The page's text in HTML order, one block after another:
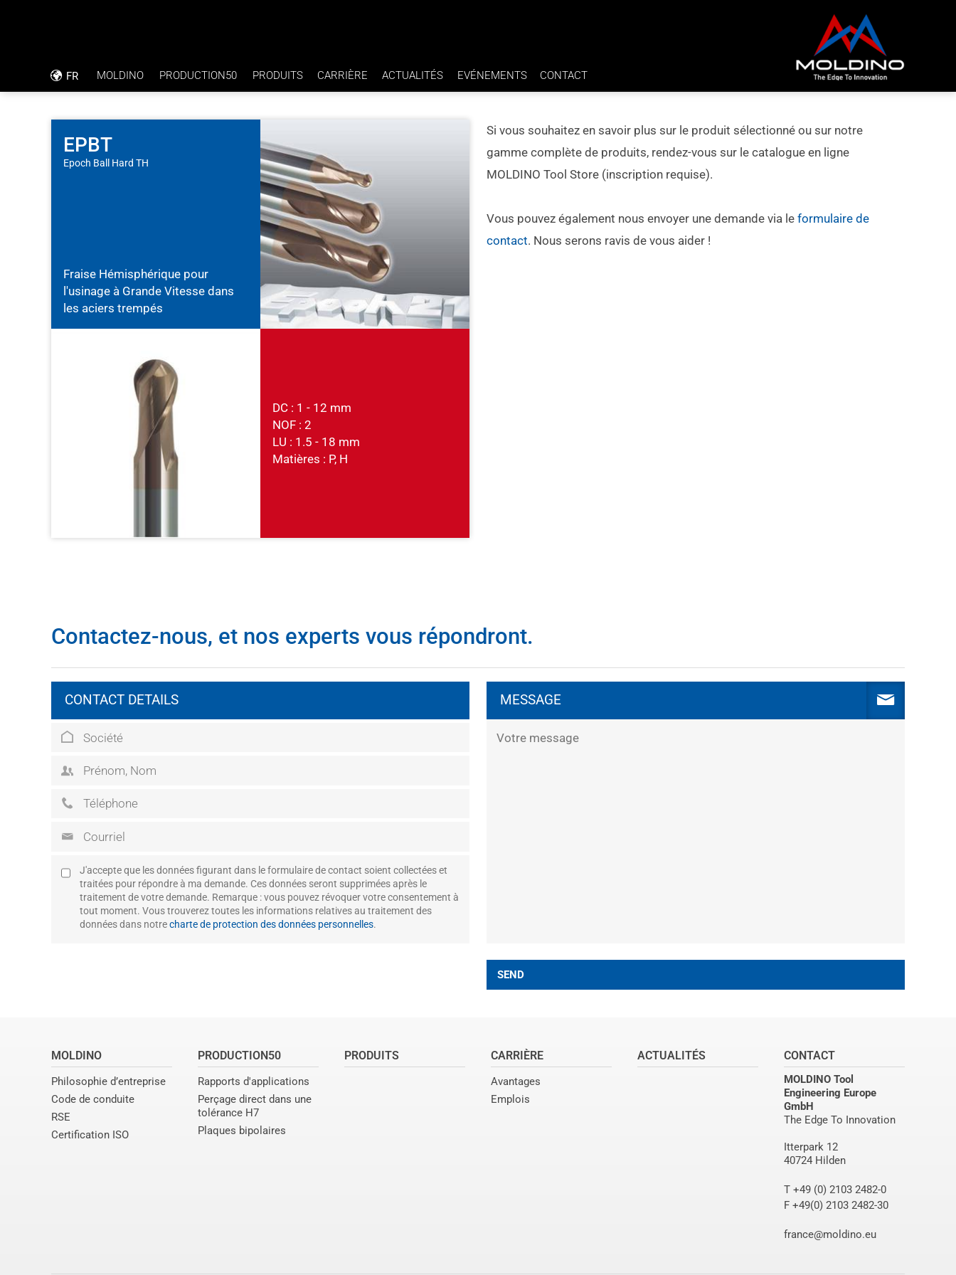
FR MOLDINO
CODE DE CONDUITE
RSE
PRODUCTION50 PRODUITS CARRIÈRE ACTUALITÉS EVÉNEMENTS CONTACT
EPBT
Epoch Ball Hard TH
Fraise Hémisphérique pour
l'usinage à Grande Vitesse dans
les aciers trempés
DC : 1 - 12 mm
NOF : 2
LU : 1.5 - 18 mm
Matières : P, H
Si vous souhaitez en savoir plus sur le produit sélectionné ou sur notre
gamme complète de produits, rendez-vous sur le catalogue en ligne
MOLDINO Tool Store (inscription requise).
Vous pouvez également nous envoyer une demande via le formulaire de
contact. Nous serons ravis de vous aider !
Contactez-nous, et nos experts vous répondront.
CONTACT DETAILS
J'accepte que les données figurant dans le formulaire de contact soient collectées et
traitées pour répondre à ma demande. Ces données seront supprimées après le
traitement de votre demande. Remarque : vous pouvez révoquer votre consentement à
tout moment. Vous trouverez toutes les informations relatives au traitement des
données dans notrecharte de protection des données personnelles.
MESSAGE
SEND
MOLDINO
Philosophie d’entreprise
Code de conduite
RSE
Certification ISO
PRODUCTION50
Rapports d'applications
Perçage direct dans une
tolérance H7
Plaques bipolaires
PRODUITS CARRIÈRE
Avantages
Emplois
ACTUALITÉS CONTACT
MOLDINO Tool
Engineering Europe
GmbH
The Edge To Innovation
Itterpark 12
40724 Hilden
T +49 (0) 2103 2482-0
F +49(0) 2103 2482-30
france@moldino.eu